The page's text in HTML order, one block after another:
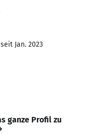
Jan. 2023
ganze Profil zu